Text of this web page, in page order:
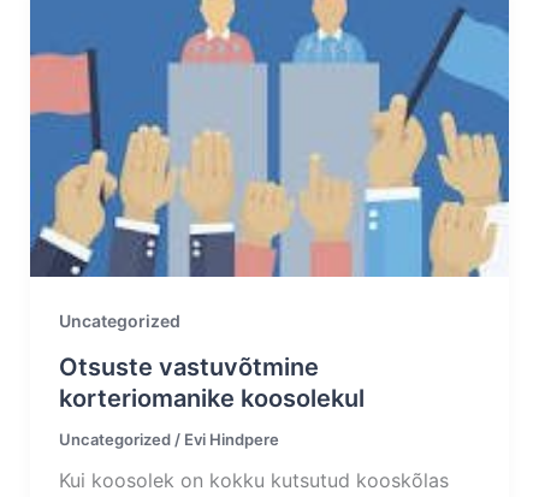
Uncategorized
Otsuste vastuvõtmine
korteriomanike koosolekul
Uncategorized/ Evi Hindpere
Kui koosolek on kokku kutsutud kooskõlas